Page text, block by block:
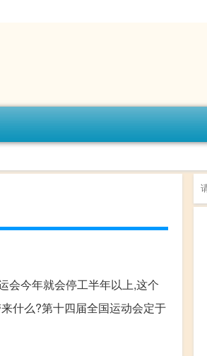
会今年就会停工半年以上,这个
什么?第十四届全国运动会定于